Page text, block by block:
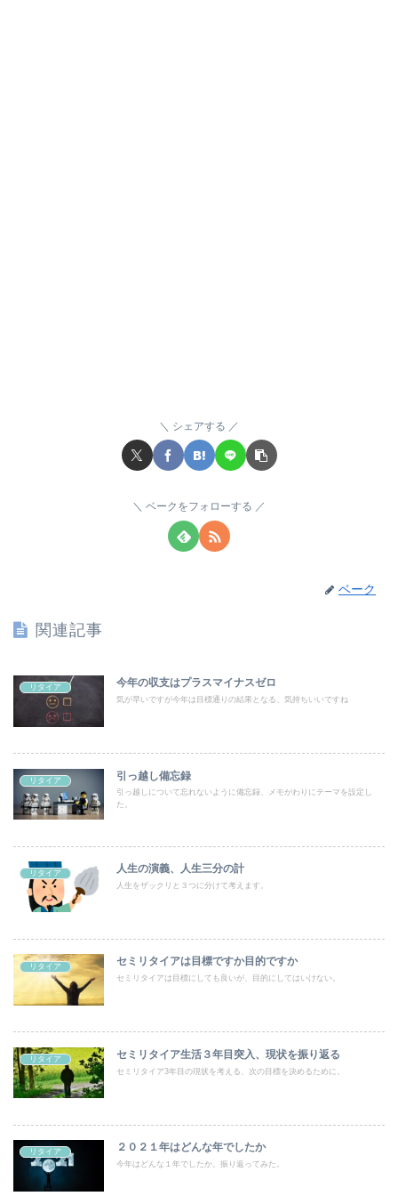
シェアする
ベークをフォローする
ベーク
関連記事
リタイア 今年の収支はプラスマイナスゼロ
気が早いですが今年は目標通りの結果となる、気持ちいいですね
リタイア 引っ越し備忘録
引っ越しについて忘れないように備忘録、メモがわりにテーマを設定し
た。
リタイア 人生の演義、人生三分の計
人生をザックリと３つに分けて考えます。
リタイア セミリタイアは目標ですか目的ですか
セミリタイアは目標にしても良いが、目的にしてはいけない。
リタイア セミリタイア生活３年目突入、現状を振り返る
セミリタイア3年目の現状を考える、次の目標を決めるために。
リタイア ２０２１年はどんな年でしたか
今年はどんな１年でしたか。振り返ってみた。